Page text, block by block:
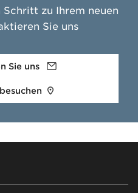
Schritt zu Ihrem neuen
Sie uns
Sie uns